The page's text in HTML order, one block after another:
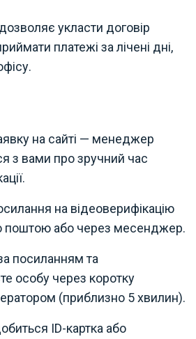
укласти договір
платежі за лічені дні,
на сайті — менеджер
з вами про зручний час
на відеоверифікацію
поштою або через месенджер.
посиланням та
особу через коротку
(приблизно 5 хвилин).
ID-картка або